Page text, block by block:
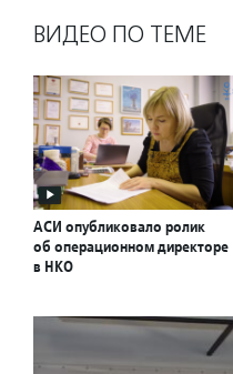
ВИДЕО ПО ТЕМЕ
АСИ опубликовало ролик
об операционном директоре
в НКО